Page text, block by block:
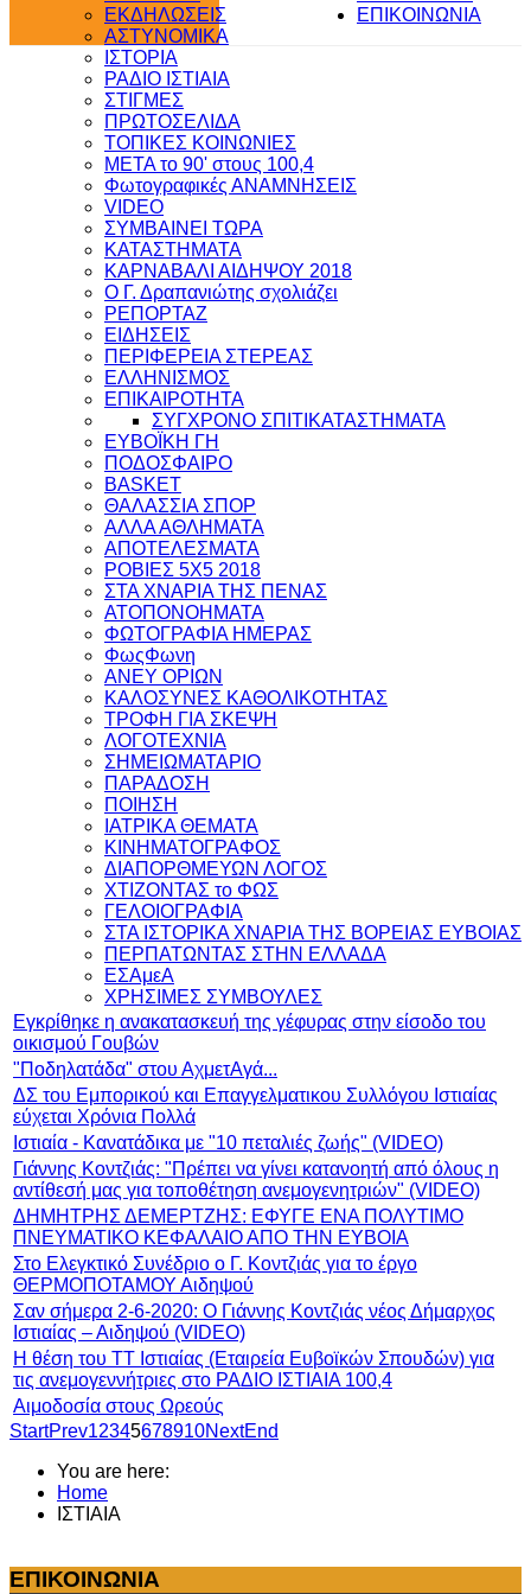
ΕΚΔΗΛΩΣΕΙΣ
ΑΣΤΥΝΟΜΙΚΑ
ΙΣΤΟΡΙΑ
ΡΑΔΙΟ ΙΣΤΙΑΙΑ
ΣΤΙΓΜΕΣ
ΠΡΩΤΟΣΕΛΙΔΑ
ΤΟΠΙΚΕΣ ΚΟΙΝΩΝΙΕΣ
ΜΕΤΑ το 90' στους 100,4
Φωτογραφικές ΑΝΑΜΝΗΣΕΙΣ
VIDEO
ΣΥΜΒΑΙΝΕΙ ΤΩΡΑ
ΚΑΤΑΣΤΗΜΑΤΑ
ΚΑΡΝΑΒΑΛΙ ΑΙΔΗΨΟΥ 2018
Ο Γ. Δραπανιώτης σχολιάζει
ΡΕΠΟΡΤΑΖ
ΕΙΔΗΣΕΙΣ
ΠΕΡΙΦΕΡΕΙΑ ΣΤΕΡΕΑΣ
ΕΛΛΗΝΙΣΜΟΣ
ΕΠΙΚΑΙΡΟΤΗΤΑ
ΚΑΤΑΣΤΗΜΑΤΑ
ΣΥΓΧΡΟΝΟ ΣΠΙΤΙ
ΕΥΒΟΪΚΗ ΓΗ
ΠΟΔΟΣΦΑΙΡΟ
BASKET
ΘΑΛΑΣΣΙΑ ΣΠΟΡ
ΑΛΛΑ ΑΘΛΗΜΑΤΑ
ΑΠΟΤΕΛΕΣΜΑΤΑ
ΡΟΒΙΕΣ 5Χ5 2018
ΣΤΑ ΧΝΑΡΙΑ ΤΗΣ ΠΕΝΑΣ
ΑΤΟΠΟΝΟΗΜΑΤΑ
ΦΩΤΟΓΡΑΦΙΑ ΗΜΕΡΑΣ
ΦωςΦωνη
ANEY ΟΡΙΩΝ
ΚΑΛΟΣΥΝΕΣ ΚΑΘΟΛΙΚΟΤΗΤΑΣ
ΤΡΟΦΗ ΓΙΑ ΣΚΕΨΗ
ΛΟΓΟΤΕΧΝΙΑ
ΣΗΜΕΙΩΜΑΤΑΡΙΟ
ΠΑΡΑΔΟΣΗ
ΠΟΙΗΣΗ
ΙΑΤΡΙΚΑ ΘΕΜΑΤΑ
ΚΙΝΗΜΑΤΟΓΡΑΦΟΣ
ΔΙΑΠΟΡΘΜΕΥΩΝ ΛΟΓΟΣ
ΧΤΙΖΟΝΤΑΣ το ΦΩΣ
ΓΕΛΟΙΟΓΡΑΦΙΑ
ΣΤΑ ΙΣΤΟΡΙΚΑ ΧΝΑΡΙΑ ΤΗΣ ΒΟΡΕΙΑΣ ΕΥΒΟΙΑΣ
ΠΕΡΠΑΤΩΝΤΑΣ ΣΤΗΝ ΕΛΛΑΔΑ
ΕΣΑμεΑ
ΧΡΗΣΙΜΕΣ ΣΥΜΒΟΥΛΕΣ
ΕΠΙΚΟΙΝΩΝΙΑ
Εγκρίθηκε η ανακατασκευή της γέφυρας στην είσοδο του
οικισμού Γουβών
"Ποδηλατάδα" στου ΑχμετΑγά...
ΔΣ του Εμπορικού και Επαγγελματικου Συλλόγου Ιστιαίας
εύχεται Χρόνια Πολλά
Ιστιαία - Κανατάδικα με "10 πεταλιές ζωής" (VIDEO)
Γιάννης Κοντζιάς: "Πρέπει να γίνει κατανοητή από όλους η
αντίθεσή μας για τοποθέτηση ανεμογενητριών" (VIDEO)
ΔΗΜΗΤΡΗΣ ΔΕΜΕΡΤΖΗΣ: ΕΦΥΓΕ ΕΝΑ ΠΟΛΥΤΙΜΟ
ΠΝΕΥΜΑΤΙΚΟ ΚΕΦΑΛΑΙΟ ΑΠΟ ΤΗΝ ΕΥΒΟΙΑ
Στο Ελεγκτικό Συνέδριο ο Γ. Κοντζιάς για το έργο
ΘΕΡΜΟΠΟΤΑΜΟΥ Αιδηψού
Σαν σήμερα 2-6-2020: Ο Γιάννης Κοντζιάς νέος Δήμαρχος
Ιστιαίας – Αιδηψού (VIDEO)
Η θέση του ΤΤ Ιστιαίας (Εταιρεία Ευβοϊκών Σπουδών) για
τις ανεμογεννήτριες στο ΡΑΔΙΟ ΙΣΤΙΑΙΑ 100,4
Αιμοδοσία στους Ωρεούς
StartPrev12345678910NextEnd
You are here:
Home
ΙΣΤΙΑΙΑ
ΕΠΙΚΟΙΝΩΝΙΑ